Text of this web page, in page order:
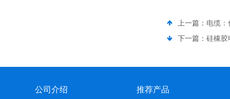
上一篇： 电缆：
下一篇： 硅橡胶
公司介绍 推荐产品